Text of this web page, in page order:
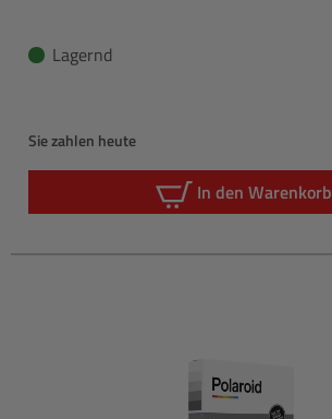
Lagernd
Sie zahlen heute
In den Warenkorb